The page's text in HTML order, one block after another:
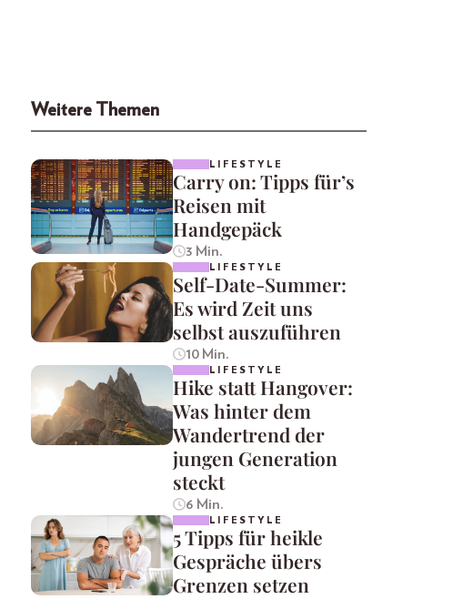
Weitere Themen
LIFESTYLE
Carry on: Tipps für’s
Reisen mit
Handgepäck
3 Min.
LIFESTYLE
Self-Date-Summer:
Es wird Zeit uns
selbst auszuführen
10 Min.
LIFESTYLE
Hike statt Hangover:
Was hinter dem
Wandertrend der
jungen Generation
steckt
6 Min.
LIFESTYLE
5 Tipps für heikle
Gespräche übers
Grenzen setzen